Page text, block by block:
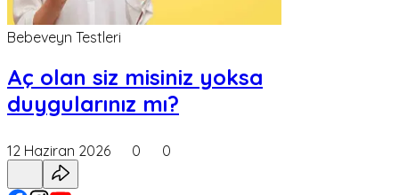
Bebeveyn Testleri
Aç olan siz misiniz yoksa
duygularınız mı?
12 Haziran 2026 0 0